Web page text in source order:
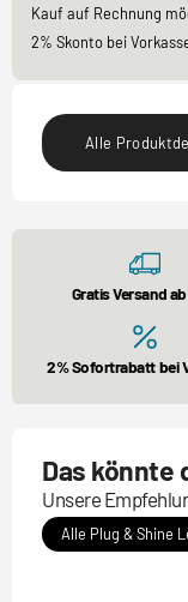
Kauf auf Rechnung
2% Skonto bei
Alle
Gratis Versand
2% Sofortrabatt bei
Das könnte
Unsere
Alle Plug &